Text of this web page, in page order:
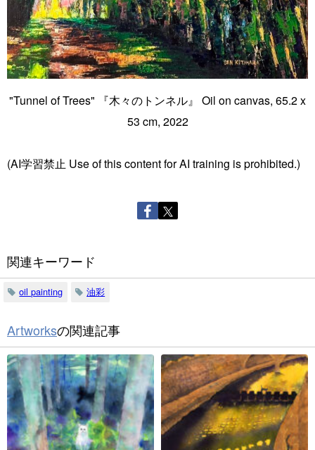
"Tunnel of Trees" 『木々のトンネル』 Oil on canvas, 65.2 x
53 cm, 2022
(AI学習禁止 Use of this content for AI training is prohibited.)
関連キーワード
oil painting 油彩
Artworksの関連記事